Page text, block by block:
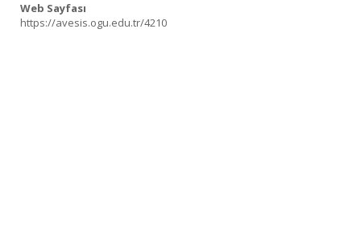
Web Sayfası
https://avesis.ogu.edu.tr/4210